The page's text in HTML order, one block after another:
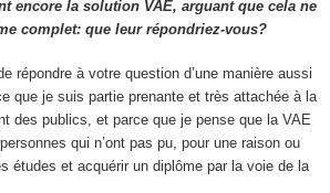
encore la solution VAE, arguant que cela ne
complet: que leur répondriez-vous?
répondre à votre question d’une manière aussi
que je suis partie prenante et très attachée à la
des publics, et parce que je pense que la VAE
qui n’ont pas pu, pour une raison ou
études et acquérir un diplôme par la voie de la